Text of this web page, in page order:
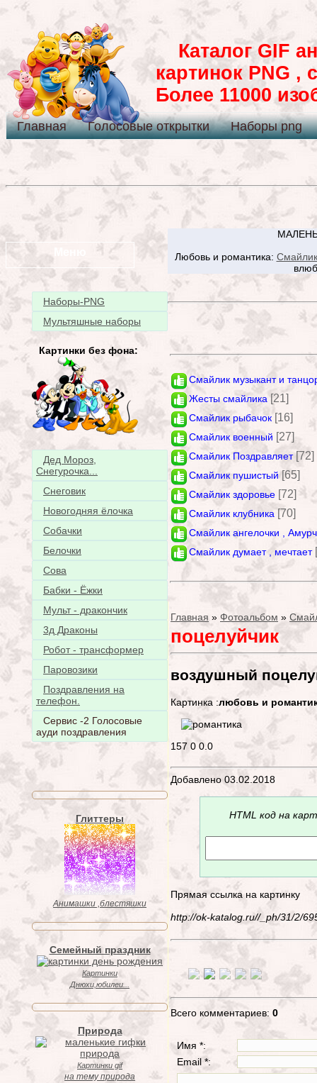
Каталог GIF
картинок PNG ,
Более 11000
Главная Голосовые открытки Наборы png
Наборы-PNG
Мультяшные наборы
Картинки без фона:
Дед Мороз,
Снегурочка...
Снеговик
Новогодняя ёлочка
Собачки
Белочки
Сова
Бабки - Ёжки
Мульт - дракончик
3д Драконы
Робот - трансформер
Паровозики
Поздравления на
телефон.
Сервис -2 Голосовые
ауди поздравления
Глиттеры
Анимашки ,блестяшки
Семейный праздник
Картинки
Днюхи,юбилеи...
Природа
Картинки gif
на тему природа
Любовь и романтика: Смайлик
Смайлик музыкант и
Жесты смайлика [21]
Смайлик рыбачок [16]
Смайлик военный [27]
Смайлик Поздравляет [72]
Смайлик пушистый [65]
Смайлик здоровье [72]
Смайлик клубника [70]
Смайлик ангелочки ,
Смайлик думает , мечтает
Главная » Фотоальбом »
поцелуйчик
воздушный
Картинка :любовь и
157 0 0.0
Добавлено 03.02.2018
HTML код на
Прямая ссылка на картинку
http://ok-katalog.ru//_ph/31/2/
Всего комментариев: 0
Имя *:
Email *: